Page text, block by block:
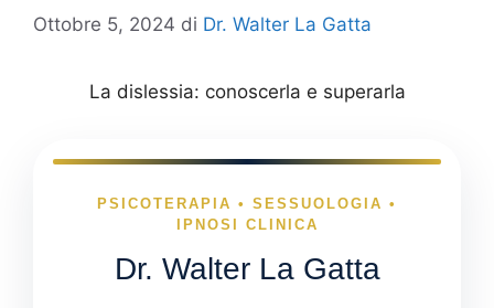
Ottobre 5, 2024 di Dr. Walter La Gatta
La dislessia: conoscerla e superarla
PSICOTERAPIA • SESSUOLOGIA •
IPNOSI CLINICA
Dr. Walter La Gatta